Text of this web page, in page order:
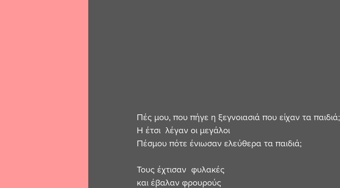
Πές μου, που πήγε η ξεγνοιασιά που είχαν τα παιδιά;
Η έτσι  λέγαν οι μεγάλοι
Πέσμου πότε ένιωσαν ελεύθερα τα παιδιά;
Τους έχτισαν  φυλακές
και έβαλαν φρουρούς